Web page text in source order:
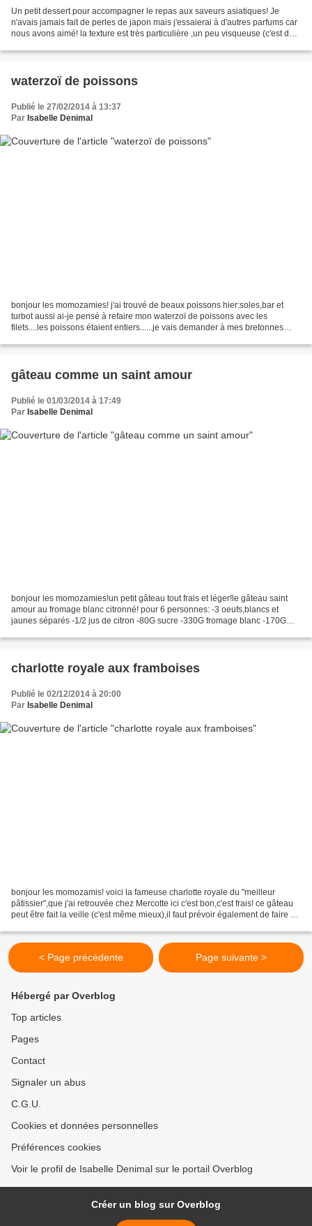
Un petit dessert pour accompagner le repas aux saveurs asiatiques! Je
n'avais jamais fait de perles de japon mais j'essaierai à d'autres parfums car
nous avons aimé! la texture est très particulière ,un peu visqueuse (c'est du
waterzoï de poissons
Publié le 27/02/2014 à 13:37
Par Isabelle Denimal
bonjour les momozamies! j'ai trouvé de beaux poissons hier:soles,bar et
turbot aussi ai-je pensé à refaire mon waterzoï de poissons avec les
filets....les poissons étaient entiers......je vais demander à mes bretonnes
gâteau comme un saint amour
Publié le 01/03/2014 à 17:49
Par Isabelle Denimal
bonjour les momozamies!un petit gâteau tout frais et léger!le gâteau saint
amour au fromage blanc citronné! pour 6 personnes: -3 oeufs,blancs et
jaunes séparés -1/2 jus de citron -80G sucre -330G fromage blanc -170G
charlotte royale aux framboises
Publié le 02/12/2014 à 20:00
Par Isabelle Denimal
bonjour les momozamis! voici la fameuse charlotte royale du "meilleur
pâtissier",que j'ai retrouvée chez Mercotte ici c'est bon,c'est frais! ce gâteau
peut être fait la veille (c'est même mieux),il faut prévoir également de faire un
< Page précédente Page suivante >
Hébergé par Overblog
Top articles
Pages
Contact
Signaler un abus
C.G.U.
Cookies et données personnelles
Préférences cookies
Voir le profil de Isabelle Denimal sur le portail Overblog
Créer un blog sur Overblog